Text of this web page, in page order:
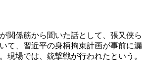
関係筋から聞いた話として、張又侠ら
て、習近平の身柄拘束計画が事前に漏
現場では、銃撃戦が行われたという。